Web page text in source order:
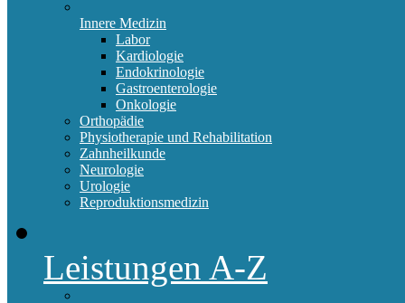
Innere Medizin
Labor
Kardiologie
Endokrinologie
Gastroenterologie
Onkologie
Orthopädie
Physiotherapie und Rehabilitation
Zahnheilkunde
Neurologie
Urologie
Reproduktionsmedizin
Leistungen A-Z